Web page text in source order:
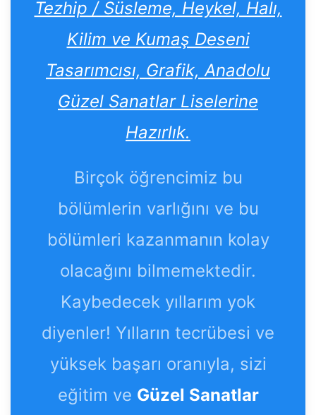
Tezhip / Süsleme, Heykel, Halı,
Kilim ve Kumaş Deseni
Tasarımcısı, Grafik, Anadolu
Güzel Sanatlar Liselerine
Hazırlık.
Birçok öğrencimiz bu
bölümlerin varlığını ve bu
bölümleri kazanmanın kolay
olacağını bilmemektedir.
Kaybedecek yıllarım yok
diyenler! Yılların tecrübesi ve
yüksek başarı oranıyla, sizi
eğitim ve Güzel Sanatlar